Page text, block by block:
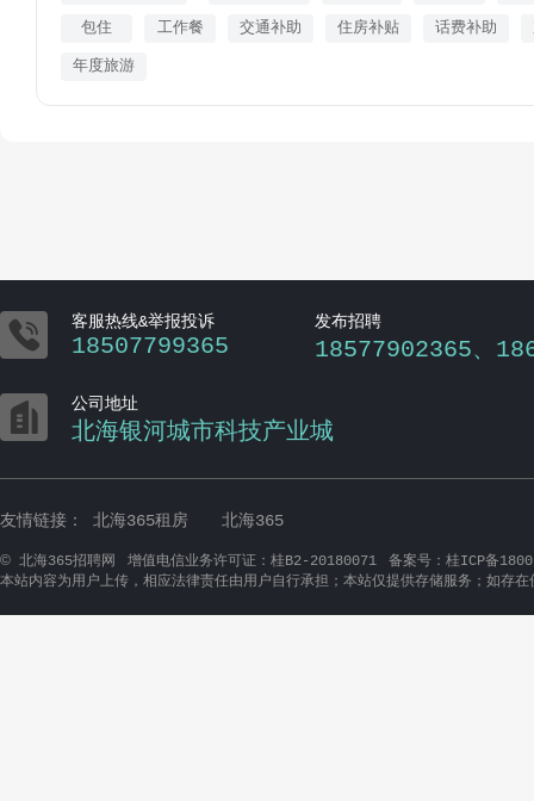
包住 工作餐 交通补助 住房补贴 话费补助
年度旅游
 客服热线&举报投诉
18507799365
发布招聘
18577902365、
 公司地址
北海银河城市科技产业城
友情链接： 北海365租房 北海365
© 北海365招聘网 增值电信业务许可证：桂B2-20180071
备案号：桂ICP备
本站内容为用户上传，相应法律责任由用户自行承担；本站仅提供存储服务；如存